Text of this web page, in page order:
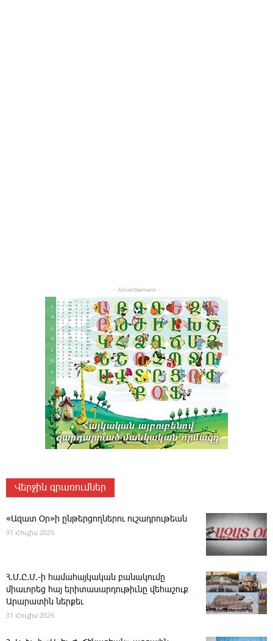
- Advertisement -
Վերջին գրառումներ
«Ազատ Օր»ի ընթերցողներու ուշադրութեան
31 Հուլիս 2026
Հ.Մ.Ը.Մ.-ի համահայկական բանակումը
միաւորեց հայ երիտասարդութիւնը վեհաշուք
Արարատին ներքեւ
31 Հուլիս 2026